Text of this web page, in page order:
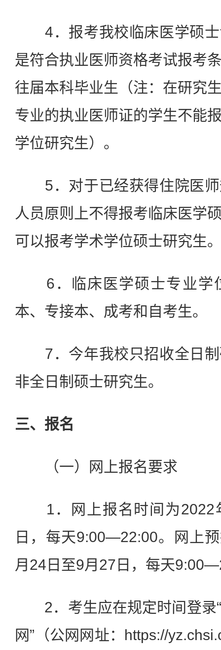
4．报考我校临床医学硕士
是符合执业医师资格考试报考
往届本科毕业生（注：在研究
专业的执业医师证的学生不能
学位研究生）。
5．对于已经获得住院医师
人员原则上不得报考临床医学
可以报考学术学位硕士研究生
6．临床医学硕士专业学
本、专接本、成考和自考生。
7．今年我校只招收全日制
非全日制硕士研究生。
三、报名
（一）网上报名要求
1．网上报名时间为2022
日，每天9:00—22:00。网上
月24日至9月27日，每天
2．考生应在规定时间登录“
网”（公网网址：https://